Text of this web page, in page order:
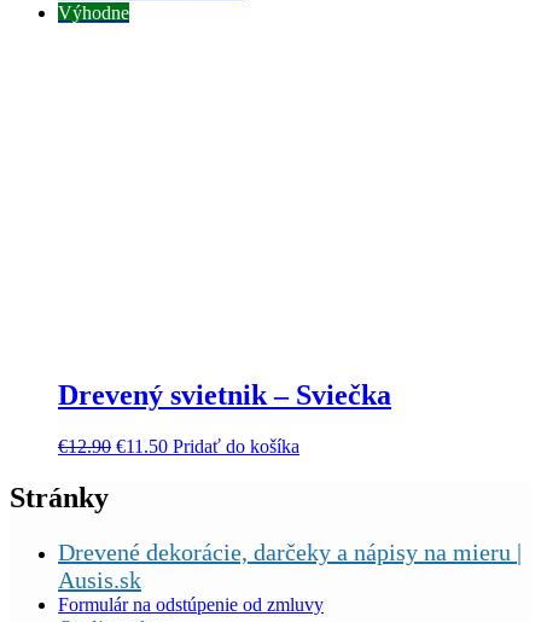
Výhodne
Drevený svietnik – Sviečka
€12.90 €11.50 Pridať do košíka
Stránky
Drevené dekorácie, darčeky a nápisy na mieru |
Ausis.sk
Formulár na odstúpenie od zmluvy